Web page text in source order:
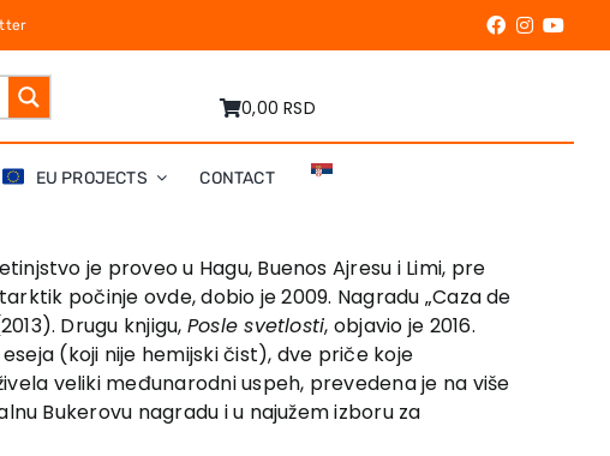
0,00 RSD
EU PROJECTS CONTACT
je proveo u Hagu, Buenos Ajresu i Limi, pre
počinje ovde, dobio je 2009. Nagradu „Caza de
Drugu knjigu, Posle svetlosti, objavio je 2016.
(koji nije hemijski čist), dve priče koje
veliki međunarodni uspeh, prevedena je na više
Bukerovu nagradu i u najužem izboru za